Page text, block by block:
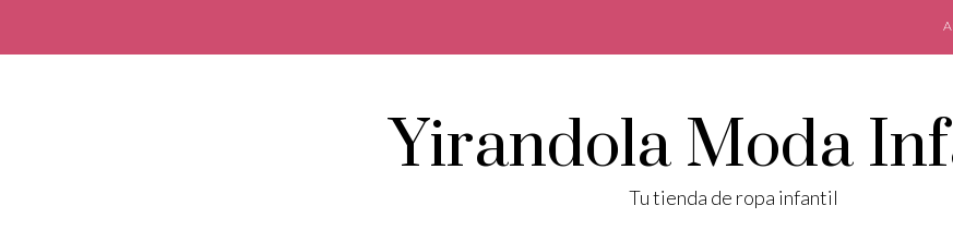
Yirandola Moda
Tu tienda de ropa infantil